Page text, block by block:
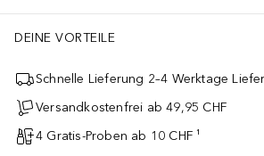
DEINE VORTEILE
Schnelle Lieferung 2–4 Werktage
Versandkostenfrei ab 49,95 CHF
4 Gratis-Proben ab 10 CHF ¹